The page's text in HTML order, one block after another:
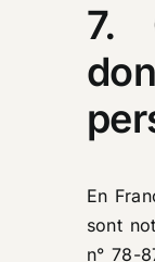
7.
En
sont
n° 78-